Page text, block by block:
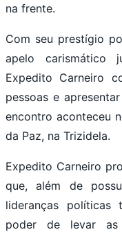
na frente.
Com seu prestígio
apelo carismático
Expedito Carneiro
pessoas e
encontro aconteceu
da Paz, na Trizidela.
Expedito Carneiro
que, além de
lideranças
poder de levar as